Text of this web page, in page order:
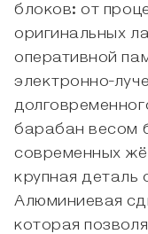
блоков: от
оригинальных
оперативной
электронно-
барабан весом
современных
крупная
Алюминиевая
которая